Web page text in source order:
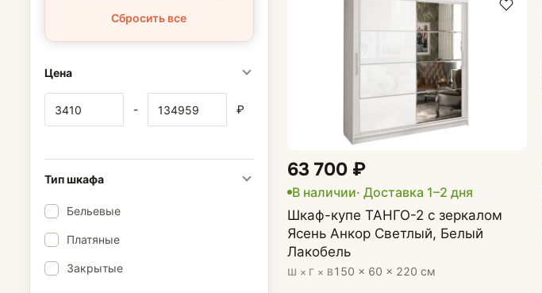
Сбросить все
Цена
- ₽
Тип шкафа
Бельевые
Платяные
Закрытые
63 700 ₽
В наличии· Доставка 1–2 дня
Шкаф-купе ТАНГО-2 с зеркалом
Ясень Анкор Светлый, Белый
Лакобель
Ш × Г × В150 × 60 × 220 см